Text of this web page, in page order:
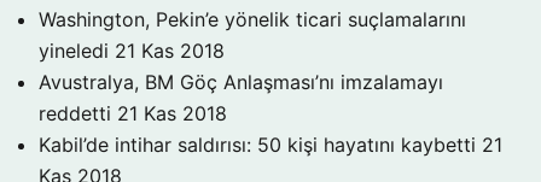
Washington, Pekin’e yönelik ticari suçlamalarını
yineledi 21 Kas 2018
Avustralya, BM Göç Anlaşması’nı imzalamayı
reddetti 21 Kas 2018
Kabil’de intihar saldırısı: 50 kişi hayatını kaybetti 21
Kas 2018